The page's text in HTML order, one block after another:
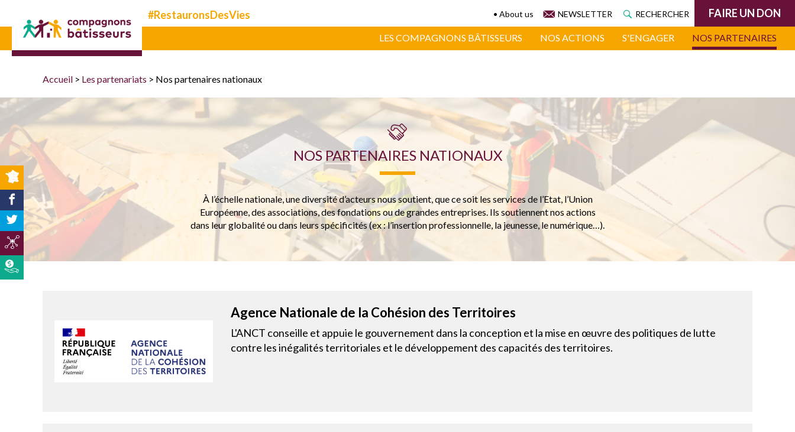
bâtisseurs
• About us NEWSLETTER RECHERCHER FAIRE UN DON
#RestauronsDesVies
LES COMPAGNONS BÂTISSEURS NOS ACTIONS S'ENGAGER NOS PARTENAIRES
Accueil > Les partenariats > Nos partenaires nationaux
NOS PARTENAIRES NATIONAUX
À l’échelle nationale, une diversité d’acteurs nous soutient, que ce soit les services de l’Etat, l’Union
Européenne, des associations, des fondations ou de grandes entreprises. Ils soutiennent nos actions
dans leur globalité ou dans leurs spécificités (ex : l’insertion professionnelle, la jeunesse, le numérique…).
Agence Nationale de la Cohésion des Territoires
L'ANCT conseille et appuie le gouvernement dans la conception et la mise en œuvre des politiques de lutte
contre les inégalités territoriales et le développement des capacités des territoires.